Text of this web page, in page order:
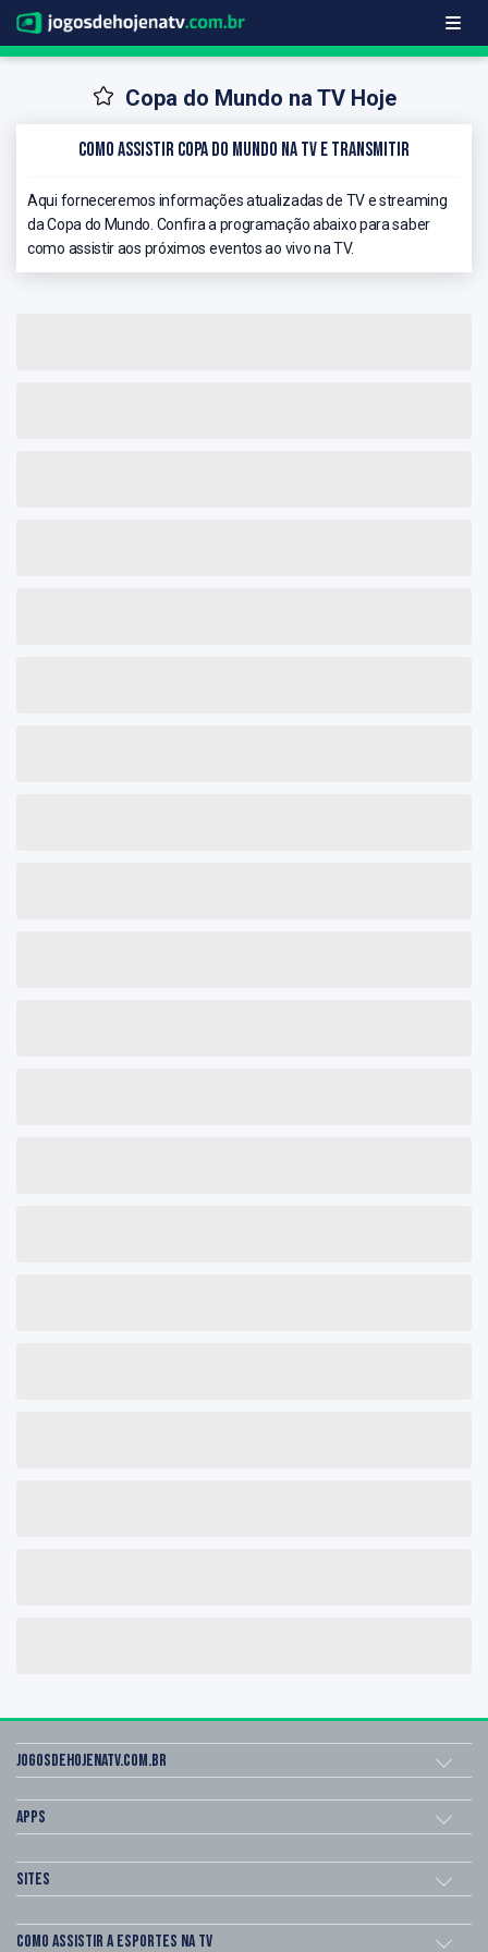
Copa do Mundo na TV Hoje
Como Assistir Copa do Mundo na TV e Transmitir
Aqui forneceremos informações atualizadas de TV e streaming
da Copa do Mundo. Confira a programação abaixo para saber
como assistir aos próximos eventos ao vivo na TV.
Jogosdehojenatv.com.br
Apps
Sites
Como assistir a esportes na TV